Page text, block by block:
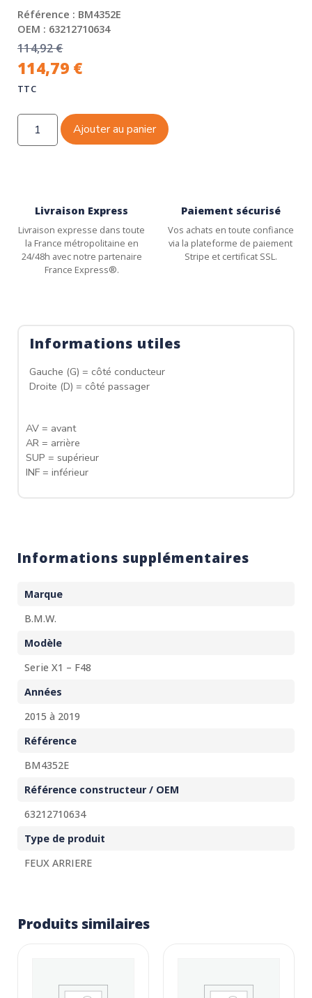
Référence : BM4352E
OEM : 63212710634
114,92€
114,79 €
TTC
Ajouter au panier
Livraison Express
Livraison expresse dans toute
la France métropolitaine en
24/48h avec notre partenaire
France Express®.
Paiement sécurisé
Vos achats en toute confiance
via la plateforme de paiement
Stripe et certificat SSL.
Informations utiles
Gauche (G) = côté conducteur
Droite (D) = côté passager
AV = avant
AR = arrière
SUP = supérieur
INF = inférieur
Informations supplémentaires
Marque
B.M.W.
Modèle
Serie X1 – F48
Années
2015 à 2019
Référence
BM4352E
Référence constructeur / OEM
63212710634
Type de produit
FEUX ARRIERE
Produits similaires